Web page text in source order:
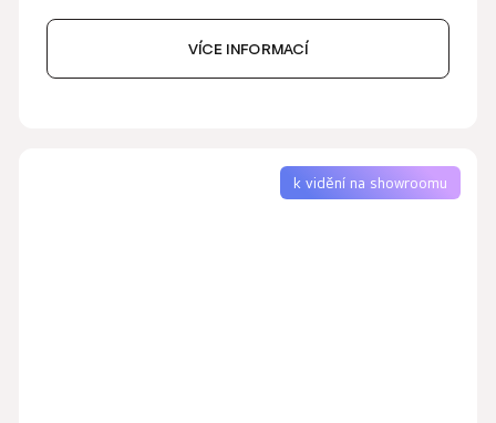
VÍCE INFORMACÍ
k vidění na showroomu